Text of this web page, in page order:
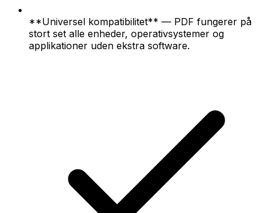
**Universel kompatibilitet** — PDF fungerer på
stort set alle enheder, operativsystemer og
applikationer uden ekstra software.